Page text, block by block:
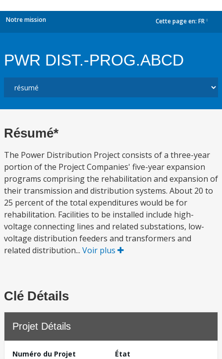
Notre mission Cette page en: FR
PWR DIST.-PROG.ABCD
Résumé*
The Power Distribution Project consists of a three-year
portion of the Project Companies' five-year expansion
programs comprising the rehabilitation and expansion of
their transmission and distribution systems. About 20 to
25 percent of the total expenditures would be for
rehabilitation. Facilities to be installed include high-
voltage connecting lines and related substations, low-
voltage distribution feeders and transformers and
related distribution... Voir plus
Clé Détails
Projet Détails
Numéro du Projet
État